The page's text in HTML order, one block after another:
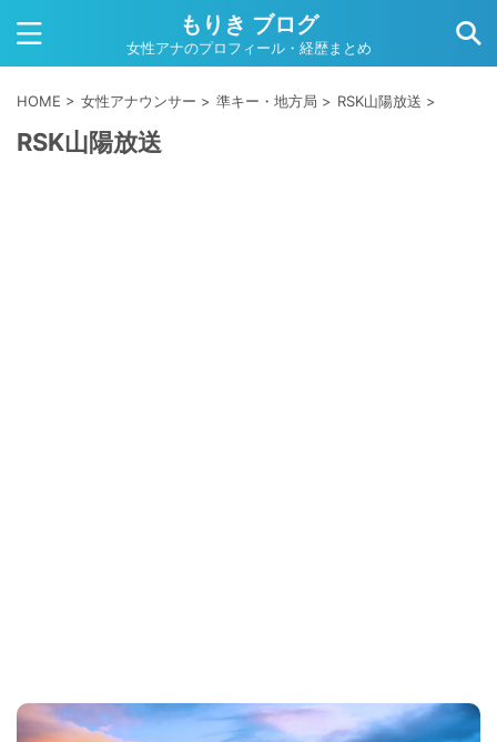
もりき ブログ
女性アナのプロフィール・経歴まとめ
HOME > 女性アナウンサー > 準キー・地方局 > RSK山陽放送 >
RSK山陽放送